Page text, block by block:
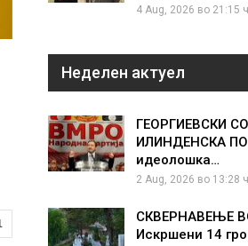
4 Aug, 2026 во 21:15
Неделен актуел
ГЕОРГИЕВСКИ
ИЛИНДЕНСКА
идеолошка…
2 Aug, 2026 во 13:28
СКВЕРНАВЕЊЕ
Искршени 14